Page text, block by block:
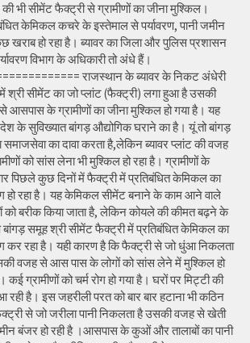
की भी सीमेंट फैक्ट्री से ग्रामीणों का जीना मुश्किल।
केमिकल कचरे के इस्तेमाल से पर्यावरण, पानी जमीन
खराब हो रहा है। ब्यावर का जिला और पुलिस प्रशासन
विभाग के अधिकारी तो अंधे हैं।
राजस्थान के ब्यावर के निकट अंधेरी
श्री सीमेंट का जो प्लांट (फैक्ट्री) लगा हुआ है उसकी
आसपास के ग्रामीणों का जीना मुश्किल हो गया है। यह
के सुविख्यात बांगड़ औद्योगिक घराने का है। यूं तो बांगड़
समाजसेवा का दावा करता है,लेकिन ब्यावर प्लांट की वजह
को सांस लेना भी मुश्किल हो रहा है। ग्रामीणों के
पिछले कुछ दिनों में फैक्ट्री में प्रतिबंधित केमिकल का
हो रहा है। यह केमिकल सीमेंट बनाने के काम आने वाले
को बरीक किया जाता है, लेकिन कोयले की कीमत बढ़ने के
समूह श्री सीमेंट फैक्ट्री में प्रतिबंधित केमिकल का
कर रहा है। यही कारण है कि फैक्ट्री से जो धुंआ निकलता
वजह से आस पास के लोगों को सांस लेने में मुश्किल हो
कई ग्रामीणों को चर्म रोग हो गया है। घरों पर मिट्टी की
रही है। इस जहरीली परत को बार बार हटाना भी कठिन
से जो जरीला पानी निकलता है उसकी वजह से खेती
बंजर हो रही है ।आसपास के कुओं और तालाबों का पानी